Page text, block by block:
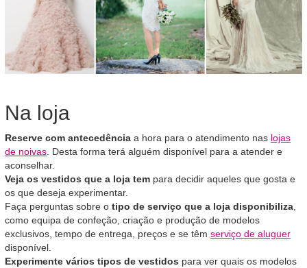
Na loja
Reserve com antecedência a hora para o atendimento nas lojas
de noivas. Desta forma terá alguém disponível para a atender e
aconselhar.
Veja os vestidos que a loja tem para decidir aqueles que gosta e
os que deseja experimentar.
Faça perguntas sobre o tipo de serviço que a loja disponibiliza,
como equipa de confeção, criação e produção de modelos
exclusivos, tempo de entrega, preços e se têm serviço de aluguer
disponível.
Experimente vários tipos de vestidos para ver quais os modelos